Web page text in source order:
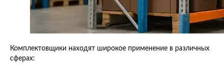
Комплектовщики находят широкое применение в различных
сферах: